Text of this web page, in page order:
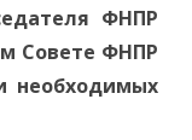
ФНПР
Совете ФНПР
необходимых